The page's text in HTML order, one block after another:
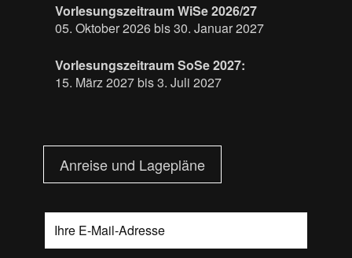
Vorlesungszeitraum WiSe 2026/27
05. Oktober 2026 bis 30. Januar 2027
Vorlesungszeitraum SoSe 2027:
15. März 2027 bis 3. Juli 2027
Anreise und Lagepläne